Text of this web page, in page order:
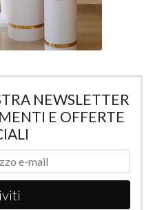
NEWSLETTER
E OFFERTE